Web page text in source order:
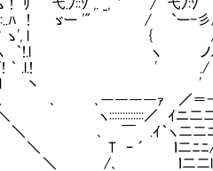
::ｿ ,. _, ` / 弋ﾉ:ｿ￣
! ゞー '" / `ー-彡/
` ゝ', l { /.
i. ヽ ｀!.l ヽ ノ八
／! ｀ .l.! ' ./ ヽ
ニj l l 丶 '
V. ､ ､――――ｧ ／＝-.
i ＼ ヽ:::::::::::::／ ｲニ二
l. ＼ ､ ￣ .ｲ｀ヽ二二ﾆ
､ ＼ T ｰ ´ ｌ二ﾆﾆ/
ﾆﾆ＼. ＼ /､ ｌ二二l